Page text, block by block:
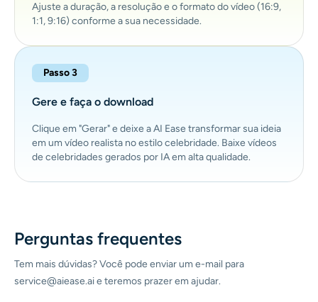
Ajuste a duração, a resolução e o formato do vídeo (16:9,
1:1, 9:16) conforme a sua necessidade.
Passo 3
Gere e faça o download
Clique em "Gerar" e deixe a AI Ease transformar sua ideia
em um vídeo realista no estilo celebridade. Baixe vídeos
de celebridades gerados por IA em alta qualidade.
Perguntas frequentes
Tem mais dúvidas? Você pode enviar um e-mail para
service@aiease.ai e teremos prazer em ajudar.